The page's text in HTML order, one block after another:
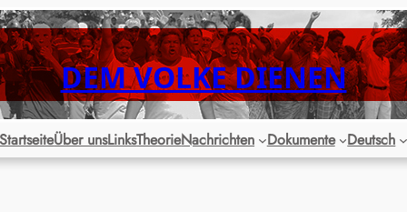
DEM VOLKE DIENEN
StartseiteÜber unsLinksTheorieNachrichten Dokumente Deutsch